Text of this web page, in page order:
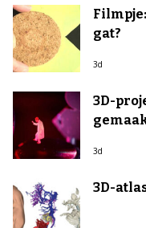
gat?
3d
3D-
3d
3D-